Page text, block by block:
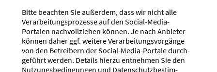
Bitte beachten Sie außerdem, dass wir nicht alle
Verar­bei­tungs­pro­zesse auf den Social-Media-
Portalen nachvoll­ziehen können. Je nach Anbieter
können daher ggf. weitere Verar­bei­tungs­vor­gänge
von den Betreibern der Social-Media-Portale durch­
ge­führt werden. Details hierzu entnehmen Sie den
Nutzungs­be­din­gungen und Daten­schutz­be­stim­